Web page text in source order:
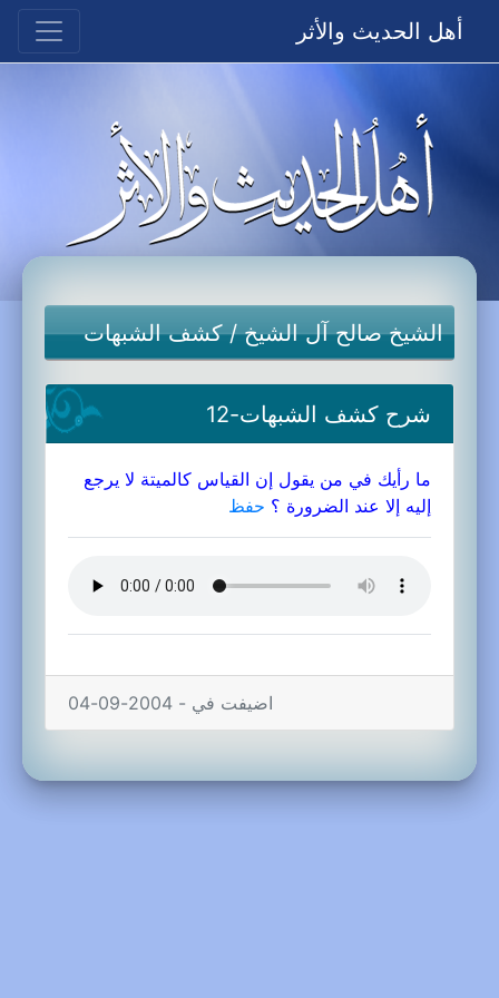
أهل الحديث والأثر
الشيخ صالح آل الشيخ/كشف الشبهات
شرح كشف الشبهات-12
ما رأيك في من يقول إن القياس كالميتة لا يرجع
إليه إلا عند الضرورة ؟ حفظ
اضيفت في - 2004-09-04